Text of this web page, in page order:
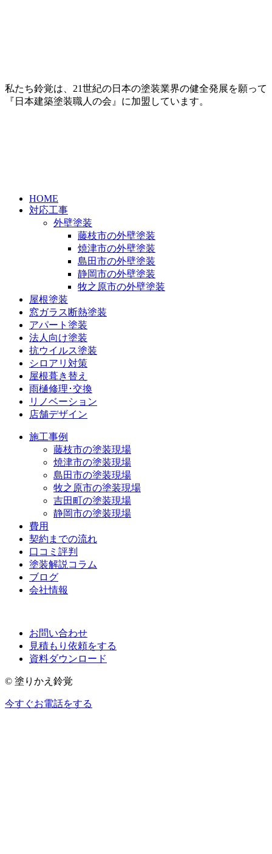
私たち鈴覚は、21世紀の日本の塗装業界の健全発展を願って
『日本建築塗装職人の会』に加盟しています。
HOME
対応工事
外壁塗装
藤枝市の外壁塗装
焼津市の外壁塗装
島田市の外壁塗装
静岡市の外壁塗装
牧之原市の外壁塗装
屋根塗装
窓ガラス断熱塗装
アパート塗装
法人向け塗装
抗ウイルス塗装
シロアリ対策
屋根葺き替え
雨樋修理･交換
リノベーション
店舗デザイン
施工事例
藤枝市の塗装現場
焼津市の塗装現場
島田市の塗装現場
牧之原市の塗装現場
吉田町の塗装現場
静岡市の塗装現場
費用
契約までの流れ
口コミ評判
塗装解説コラム
ブログ
会社情報
お問い合わせ
見積もり依頼をする
資料ダウンロード
© 塗りかえ鈴覚
今すぐお電話をする